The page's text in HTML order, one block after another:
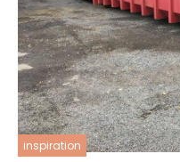
inspiration